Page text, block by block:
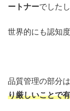
ートナーでしたし
世界的にも認知
品質管理の部分
り厳しいことで